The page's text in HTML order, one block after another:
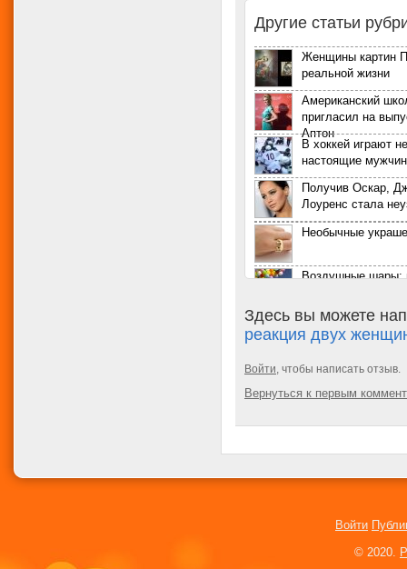
Другие статьи
Женщины картин
реальной жизни
Американский
пригласил на
Аптон
В хоккей играют
настоящие
Получив Оскар,
Лоуренс стала
Необычные
Воздушные шары:
Таблица
будущего ребенка
Женщина
грузчиком
ее и изнасиловать
Здесь вы можете
реакция двух
Войти , чтобы написать отзыв.
Вернуться к первым
Войти
© 2020.